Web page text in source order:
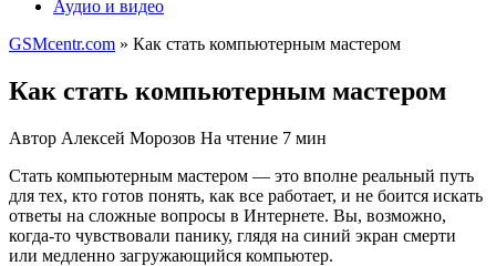
Аудио и видео
GSMcentr.com » Как стать компьютерным мастером
Как стать компьютерным мастером
Автор Алексей Морозов На чтение 7 мин
Стать компьютерным мастером — это вполне реальный путь
для тех, кто готов понять, как все работает, и не боится искать
ответы на сложные вопросы в Интернете. Вы, возможно,
когда-то чувствовали панику, глядя на синий экран смерти
или медленно загружающийся компьютер.